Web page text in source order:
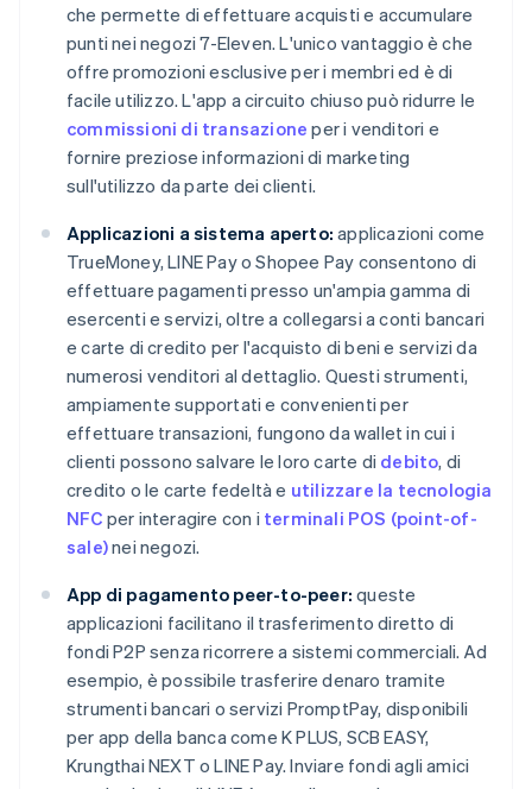
che permette di effettuare acquisti e accumulare
punti nei negozi 7-Eleven. L'unico vantaggio è che
offre promozioni esclusive per i membri ed è di
facile utilizzo. L'app a circuito chiuso può ridurre le
commissioni di transazione per i venditori e
fornire preziose informazioni di marketing
sull'utilizzo da parte dei clienti.
Applicazioni a sistema aperto: applicazioni come
TrueMoney, LINE Pay o Shopee Pay consentono di
effettuare pagamenti presso un'ampia gamma di
esercenti e servizi, oltre a collegarsi a conti bancari
e carte di credito per l'acquisto di beni e servizi da
numerosi venditori al dettaglio. Questi strumenti,
ampiamente supportati e convenienti per
effettuare transazioni, fungono da wallet in cui i
clienti possono salvare le loro carte di debito, di
credito o le carte fedeltà e utilizzare la tecnologia
NFC per interagire con i terminali POS (point-of-
sale)nei negozi.
App di pagamento peer-to-peer: queste
applicazioni facilitano il trasferimento diretto di
fondi P2P senza ricorrere a sistemi commerciali. Ad
esempio, è possibile trasferire denaro tramite
strumenti bancari o servizi PromptPay, disponibili
per app della banca come K PLUS, SCB EASY,
Krungthai NEXT o LINE Pay. Inviare fondi agli amici